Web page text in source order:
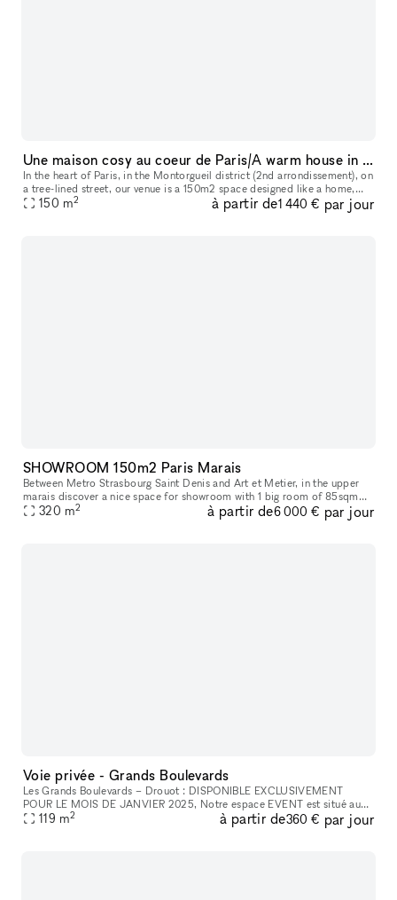
Une maison cosy au coeur de Paris/A warm house in the heart of Paris !
In the heart of Paris, in the Montorgueil district (2nd arrondissement), on
a tree-lined street, our venue is a 150m2 space designed like a home,
around 3 themes: conviviality, functionality & elegan
150 m2 à partir de1 440 € par jour
SHOWROOM 150m2 Paris Marais
Between Metro Strasbourg Saint Denis and Art et Metier, in the upper
marais discover a nice space for showroom with 1 big room of 85sqm
and another open room of 35sqm, 2 toilets, 1 basic kitchen (fri
320 m2 à partir de6 000 € par jour
Voie privée - Grands Boulevards
Les Grands Boulevards – Drouot : DISPONIBLE EXCLUSIVEMENT
POUR LE MOIS DE JANVIER 2025, Notre espace EVENT est situé au
cœur de l'animation de Paris et des ventes d'objets, dans une voie privée
119 m2 à partir de360 € par jour